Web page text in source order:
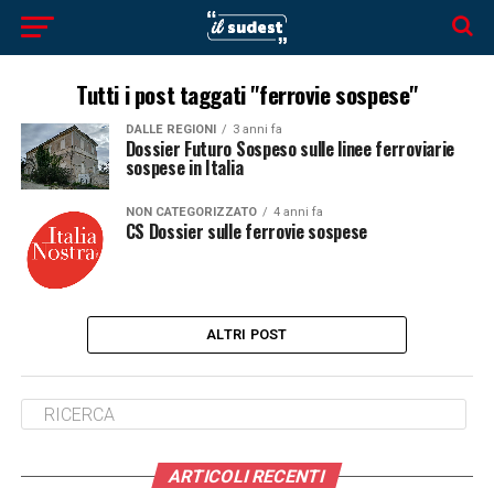
Tutti i post taggati "ferrovie sospese"
DALLE REGIONI 3 anni fa
Dossier Futuro Sospeso sulle linee ferroviarie
sospese in Italia
NON CATEGORIZZATO 4 anni fa
CS Dossier sulle ferrovie sospese
ALTRI POST
ARTICOLI RECENTI